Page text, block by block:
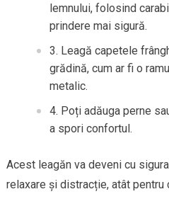
lemnului, folosind
prindere mai sigură.
Leagă capetele
grădină, cum ar fi o
metalic.
Poți adăuga perne
a spori confortul.
Acest leagăn va deveni cu
relaxare și distracție, atât pentru